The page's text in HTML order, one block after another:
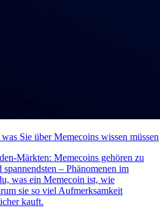
Sie über Memecoins wissen müssen
Märkten: Memecoins gehören zu
– Phänomenen im
was ein Memecoin ist, wie
sie so viel Aufmerksamkeit
kauft.